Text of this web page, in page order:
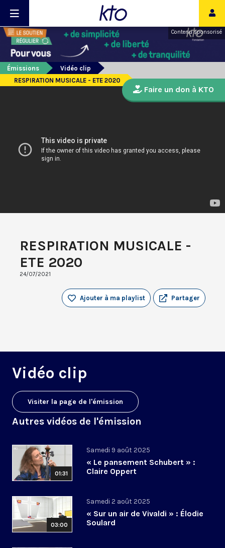
Contenu sponsorisé
Émissions
Vidéo clip
RESPIRATION MUSICALE - ETE 2020
RESPIRATION MUSICALE -
ETE 2020
24/07/2021
Partager
Ajouter à ma playlist
Vidéo clip
Visiter la page de l'émission
Autres vidéos de l'émission
01:31
Samedi 9 août 2025
« Le pansement Schubert » :
Claire Oppert
03:00
Samedi 2 août 2025
« Sur un air de Vivaldi » : Élodie
Soulard
Faire un don à KTO